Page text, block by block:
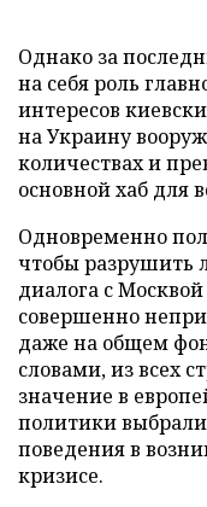
Однако за
на себя роль
интересов
на Украину
количествах и
основной хаб для
Одновременно
чтобы разрушить
диалога с
совершенно
даже на общем
словами, из всех
значение в
политики
поведения в
кризисе.